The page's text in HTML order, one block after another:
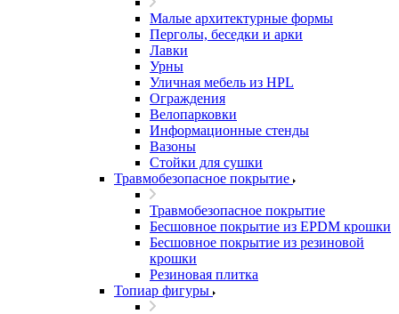
Малые архитектурные формы
Перголы, беседки и арки
Лавки
Урны
Уличная мебель из HPL
Ограждения
Велопарковки
Информационные стенды
Вазоны
Стойки для сушки
Травмобезопасное покрытие
Травмобезопасное покрытие
Бесшовное покрытие из EPDM крошки
Бесшовное покрытие из резиновой
крошки
Резиновая плитка
Топиар фигуры